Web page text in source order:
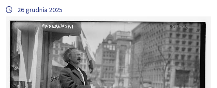
26 grudnia 2025